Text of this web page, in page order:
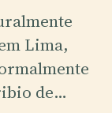
Lima,
de…